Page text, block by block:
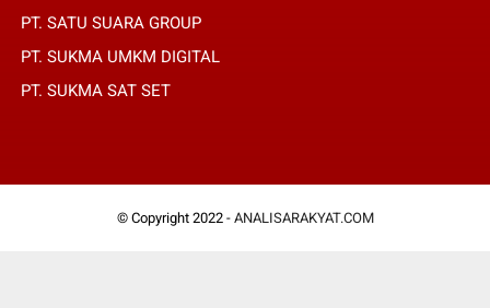
PT. SATU SUARA GROUP
PT. SUKMA UMKM DIGITAL
PT. SUKMA SAT SET
© Copyright 2022 - ANALISARAKYAT.COM